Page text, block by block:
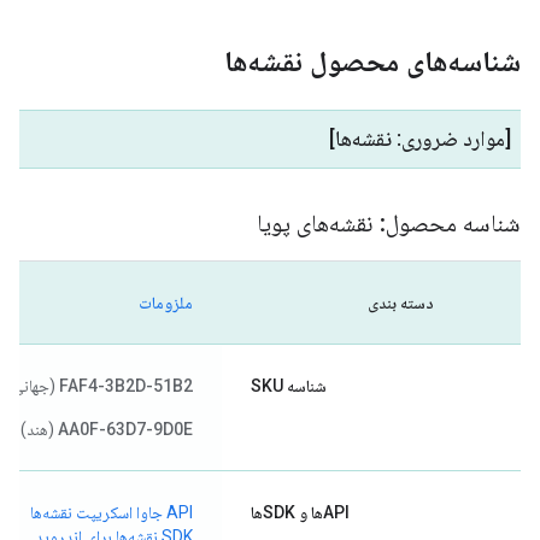
شناسه‌های محصول نقشه‌ها
[موارد ضروری: نقشه‌ها]
شناسه محصول: نقشه‌های پویا
دسته بندی ملزومات
شناسه SKU FAF4-3B2D-51B2 (جهانی)
AA0F-63D7-9D0E (هند)
APIها و SDKها
API جاوا اسکریپت نقشه‌ها